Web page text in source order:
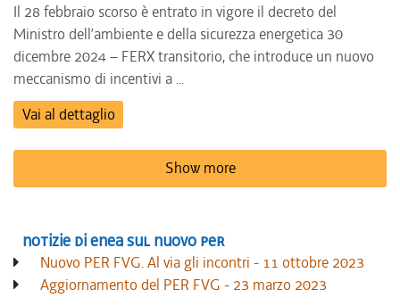
Il 28 febbraio scorso è entrato in vigore il decreto del
Ministro dell’ambiente e della sicurezza energetica 30
dicembre 2024 – FERX transitorio, che introduce un nuovo
meccanismo di incentivi a ...
Vai al dettaglio
Show more
Notizie di Enea sul nuovo PER
Nuovo PER FVG. Al via gli incontri - 11 ottobre 2023
Aggiornamento del PER FVG - 23 marzo 2023